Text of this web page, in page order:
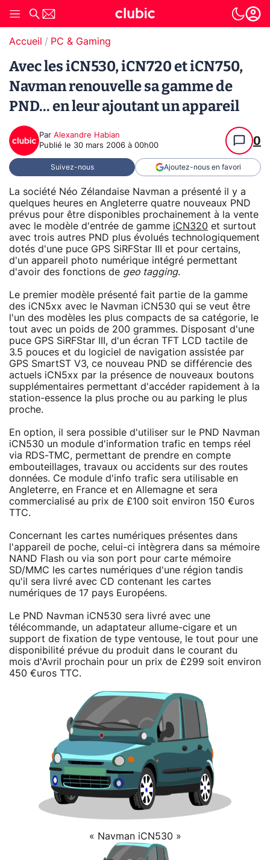
Accueil PC & Gaming
Avec les iCN530, iCN720 et iCN750,
Navman renouvelle sa gamme de
PND... en leur ajoutant un appareil
Par Alexandre Habian
Publié le 30 mars 2006 à 00h00 0
Suivez-nous Ajoutez-nous en favori
La société Néo Zélandaise Navman a présenté il y a
quelques heures en Angleterre quatre nouveaux PND
prévus pour être disponibles prochainement à la vente
avec le modèle d'entrée de gamme iCN320 et surtout
avec trois autres PND plus évolués technologiquement
dotés d'une puce GPS SiRFStar III et pour certains,
d'un appareil photo numérique intégré permettant
d'avoir des fonctions de geo tagging.
Le premier modèle présenté fait partie de la gamme
des iCN5xx avec le Navman iCN530 qui se veut être
l'un des modèles les plus compacts de sa catégorie, le
tout avec un poids de 200 grammes. Disposant d'une
puce GPS SiRFStar III, d'un écran TFT LCD tactile de
3.5 pouces et du logiciel de navigation assistée par
GPS SmartST V3, ce nouveau PND se différencie des
actuels iCN5xx par la présence de nouveaux boutons
supplémentaires permettant d'accéder rapidement à la
station-essence la plus proche ou au parking le plus
proche.
En option, il sera possible d'utiliser sur le PND Navman
iCN530 un module d'information trafic en temps réel
via RDS-TMC, permettant de prendre en compte
embouteillages, travaux ou accidents sur des routes
données. Ce module d'info trafic sera utilisable en
Angleterre, en France et en Allemagne et sera
commercialisé au prix de £100 soit environ 150 €uros
TTC.
Concernant les cartes numériques présentes dans
l'appareil de poche, celui-ci intègrera dans sa mémoire
NAND Flash ou via son port pour carte mémoire
SD/MMC les cartes numériques d'une région tandis
qu'il sera livré avec CD contenant les cartes
numériques de 17 pays Européens.
Le PND Navman iCN530 sera livré avec une
télécommande, un adaptateur allume-cigare et un
support de fixation de type ventouse, le tout pour une
disponibilité prévue du produit dans le courant du
mois d'Avril prochain pour un prix de £299 soit environ
450 €uros TTC.
« Navman iCN530 »